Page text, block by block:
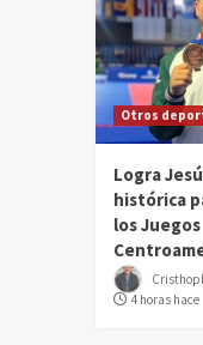
Otros
Logra
histórica
los Juegos
4 horas hace